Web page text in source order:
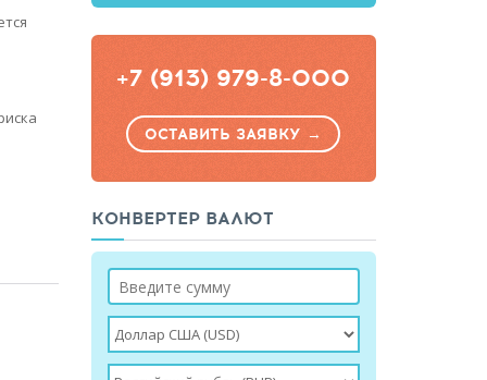
+7 (913) 979-8-000
ОСТАВИТЬ ЗАЯВКУ →
КОНВЕРТЕР ВАЛЮТ